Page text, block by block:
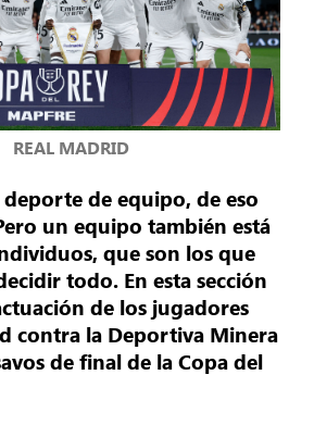
REAL MADRID
de equipo, de eso
un equipo también está
que son los que
todo. En esta sección
de los jugadores
contra la Deportiva Minera
de final de la Copa del